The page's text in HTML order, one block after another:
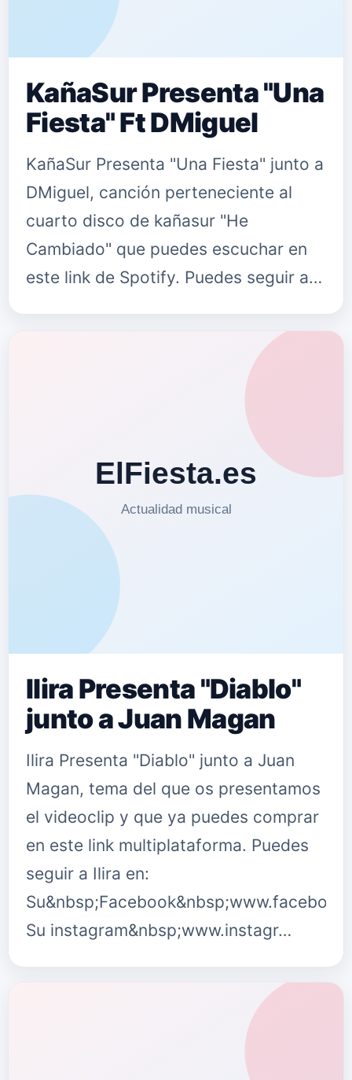
KañaSur Presenta "Una
Fiesta" Ft DMiguel
KañaSur Presenta "Una Fiesta" junto a
DMiguel, canción perteneciente al
cuarto disco de kañasur "He
Cambiado" que puedes escuchar en
este link de Spotify. Puedes seguir a
Facebook&nbsp;kañasur oficial Su
Ilira Presenta "Diablo"
junto a Juan Magan
Ilira Presenta "Diablo" junto a Juan
Magan, tema del que os presentamos
el videoclip y que ya puedes comprar
en este link multiplataforma. Puedes
seguir a Ilira en:
Su instagram&nbsp;www.instagr…